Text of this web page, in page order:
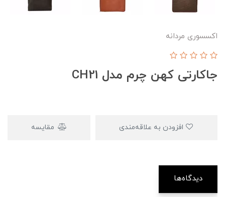
اکسسوری مردانه
جاکارتی کهن چرم مدل CH21
مقایسه
دیدگاه‌ها